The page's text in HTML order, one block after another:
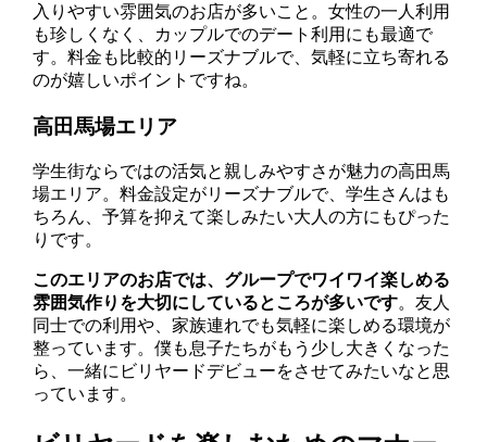
入りやすい雰囲気のお店が多いこと。女性の一人利用
も珍しくなく、カップルでのデート利用にも最適で
す。料金も比較的リーズナブルで、気軽に立ち寄れる
のが嬉しいポイントですね。
高田馬場エリア
学生街ならではの活気と親しみやすさが魅力の高田馬
場エリア。料金設定がリーズナブルで、学生さんはも
ちろん、予算を抑えて楽しみたい大人の方にもぴった
りです。
このエリアのお店では、グループでワイワイ楽しめる
雰囲気作りを大切にしているところが多いです。友人
同士での利用や、家族連れでも気軽に楽しめる環境が
整っています。僕も息子たちがもう少し大きくなった
ら、一緒にビリヤードデビューをさせてみたいなと思
っています。